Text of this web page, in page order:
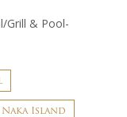
Grill & Pool-
Naka Island